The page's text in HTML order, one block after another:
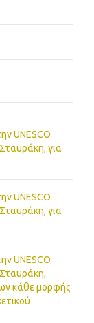
UNESCO
για
UNESCO
για
UNESCO
κάθε μορφής